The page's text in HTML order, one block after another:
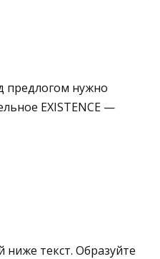
предлогом нужно
EXISTENCE —
текст. Образуйте